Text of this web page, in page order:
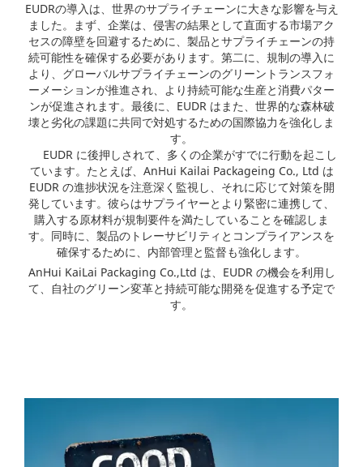
EUDRの導入は、世界のサプライチェーンに大きな影響を与え
ました。まず、企業は、侵害の結果として直面する市場アク
セスの障壁を回避するために、製品とサプライチェーンの持
続可能性を確保する必要があります。第二に、規制の導入に
より、グローバルサプライチェーンのグリーントランスフォ
ーメーションが推進され、より持続可能な生産と消費パター
ンが促進されます。最後に、EUDR はまた、世界的な森林破
壊と劣化の課題に共同で対処するための国際協力を強化しま
す。
EUDR に後押しされて、多くの企業がすでに行動を起こし
ています。たとえば、AnHui Kailai Packageing Co., Ltd は
EUDR の進捗状況を注意深く監視し、それに応じて対策を開
発しています。彼らはサプライヤーとより緊密に連携して、
購入する原材料が規制要件を満たしていることを確認しま
す。同時に、製品のトレーサビリティとコンプライアンスを
確保するために、内部管理と監督も強化します。
AnHui KaiLai Packaging Co.,Ltd は、EUDR の機会を利用し
て、自社のグリーン変革と持続可能な開発を促進する予定で
す。